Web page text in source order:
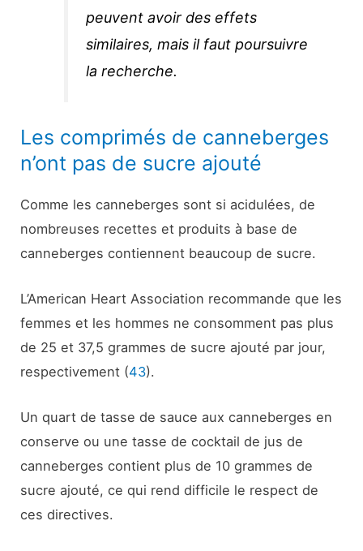
peuvent avoir des effets
similaires, mais il faut poursuivre
la recherche.
Les comprimés de canneberges
n’ont pas de sucre ajouté
Comme les canneberges sont si acidulées, de
nombreuses recettes et produits à base de
canneberges contiennent beaucoup de sucre.
L’American Heart Association recommande que les
femmes et les hommes ne consomment pas plus
de 25 et 37,5 grammes de sucre ajouté par jour,
respectivement (43).
Un quart de tasse de sauce aux canneberges en
conserve ou une tasse de cocktail de jus de
canneberges contient plus de 10 grammes de
sucre ajouté, ce qui rend difficile le respect de
ces directives.